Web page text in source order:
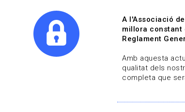
A l'Associació
millora constant
Reglament
Amb aquesta
qualitat dels
completa que